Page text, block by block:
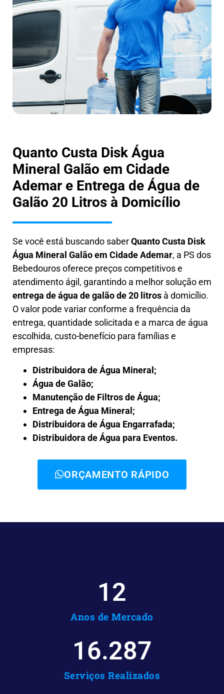
Quanto Custa Disk Água
Mineral Galão em Cidade
Ademar e Entrega de Água de
Galão 20 Litros à Domicílio
Se você está buscando saberQuanto Custa Disk
Água Mineral Galãoem Cidade Ademar, a PS dos
Bebedouros oferece preços competitivos e
atendimento ágil, garantindo a melhor solução em
entrega de água de galão de 20 litros à domicílio.
O valor pode variar conforme a frequência da
entrega, quantidade solicitada e a marca de água
escolhida, custo-benefício para famílias e
empresas:
Distribuidora de Água Mineral;
Água de Galão;
Manutenção de Filtros de Água;
Entrega de Água Mineral;
Distribuidora de Água Engarrafada;
Distribuidora de Água para Eventos.
ORÇAMENTO RÁPIDO
Anos de Mercado
12
Serviços Realizados
16.287